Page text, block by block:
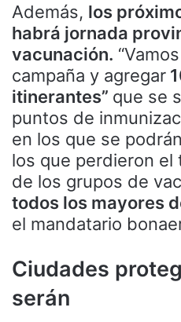
Además, los
habrá jornada
vacunación.
campaña y agregar
itinerantes” que se
puntos de
en los que se
los que perdieron el
de los grupos de
todos los mayores
el mandatario
Ciudades
serán